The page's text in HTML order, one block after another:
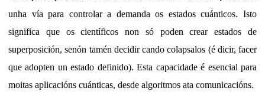
unha vía para controlar a demanda os estados cuánticos. Isto
significa que os científicos non só poden crear estados de
superposición, senón tamén decidir cando colapsalos (é dicir, facer
que adopten un estado definido). Esta capacidade é esencial para
moitas aplicacións cuánticas, desde algoritmos ata comunicacións.